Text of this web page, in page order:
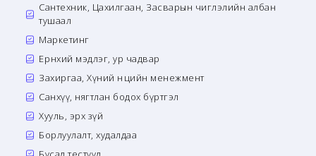
Сантехник, Цахилгаан, Засварын чиглэлийн албан
тушаал
Маркетинг
Ерөнхий мэдлэг, ур чадвар
Захиргаа, Хүний нөөцийн менежмент
Санхүү, нягтлан бодох бүртгэл
Хууль, эрх зүй
Борлуулалт, худалдаа